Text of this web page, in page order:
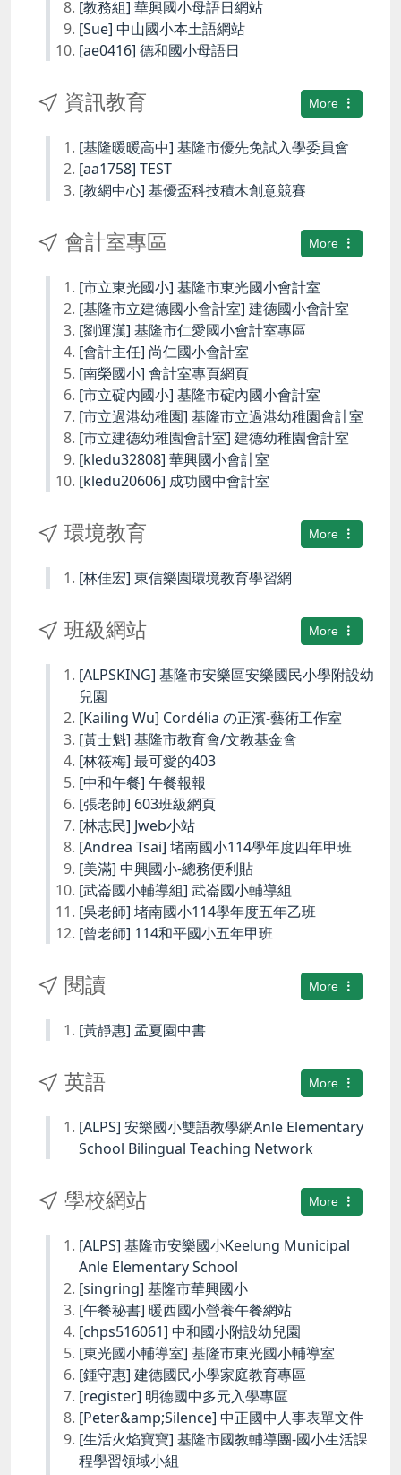
[教務組] 華興國小母語日網站
[Sue] 中山國小本土語網站
[ae0416] 德和國小母語日
More
資訊教育
[基隆暖暖高中] 基隆市優先免試入學委員會
[aa1758] TEST
[教網中心] 基優盃科技積木創意競賽
More
會計室專區
[市立東光國小] 基隆市東光國小會計室
[基隆市立建德國小會計室] 建德國小會計室
[劉運漢] 基隆市仁愛國小會計室專區
[會計主任] 尚仁國小會計室
[南榮國小] 會計室專頁網頁
[市立碇內國小] 基隆市碇內國小會計室
[市立過港幼稚園] 基隆市立過港幼稚園會計室
[市立建德幼稚園會計室] 建德幼稚園會計室
[kledu32808] 華興國小會計室
[kledu20606] 成功國中會計室
More
環境教育
[林佳宏] 東信樂園環境教育學習網
More
班級網站
[ALPSKING] 基隆市安樂區安樂國民小學附設幼
兒園
[Kailing Wu] Cordélia の正濱-藝術工作室
[黃士魁] 基隆市教育會/文教基金會
[林筱梅] 最可愛的403
[中和午餐] 午餐報報
[張老師] 603班級網頁
[林志民] Jweb小站
[Andrea Tsai] 堵南國小114學年度四年甲班
[美滿] 中興國小-總務便利貼
[武崙國小輔導組] 武崙國小輔導組
[吳老師] 堵南國小114學年度五年乙班
[曾老師] 114和平國小五年甲班
More
閱讀
[黃靜惠] 孟夏園中書
More
英語
[ALPS] 安樂國小雙語教學網Anle Elementary
School Bilingual Teaching Network
More
學校網站
[ALPS] 基隆市安樂國小Keelung Municipal
Anle Elementary School
[singring] 基隆市華興國小
[午餐秘書] 暖西國小營養午餐網站
[chps516061] 中和國小附設幼兒園
[東光國小輔導室] 基隆市東光國小輔導室
[鍾守惠] 建德國民小學家庭教育專區
[register] 明德國中多元入學專區
[Peter&amp;Silence] 中正國中人事表單文件
[生活火焰寶寶] 基隆市國教輔導團-國小生活課
程學習領域小組